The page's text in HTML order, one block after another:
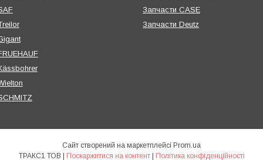
Запчасти CASE
Запчасти Deutz
Сайт створений на маркетплейсі Prom.ua
ТРАКС1 ТОВ | Поскаржитися на контент | Політика конфіденційності